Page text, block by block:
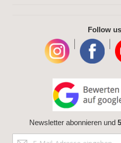
Follow
Newsletter abonnieren und
Anmeldung